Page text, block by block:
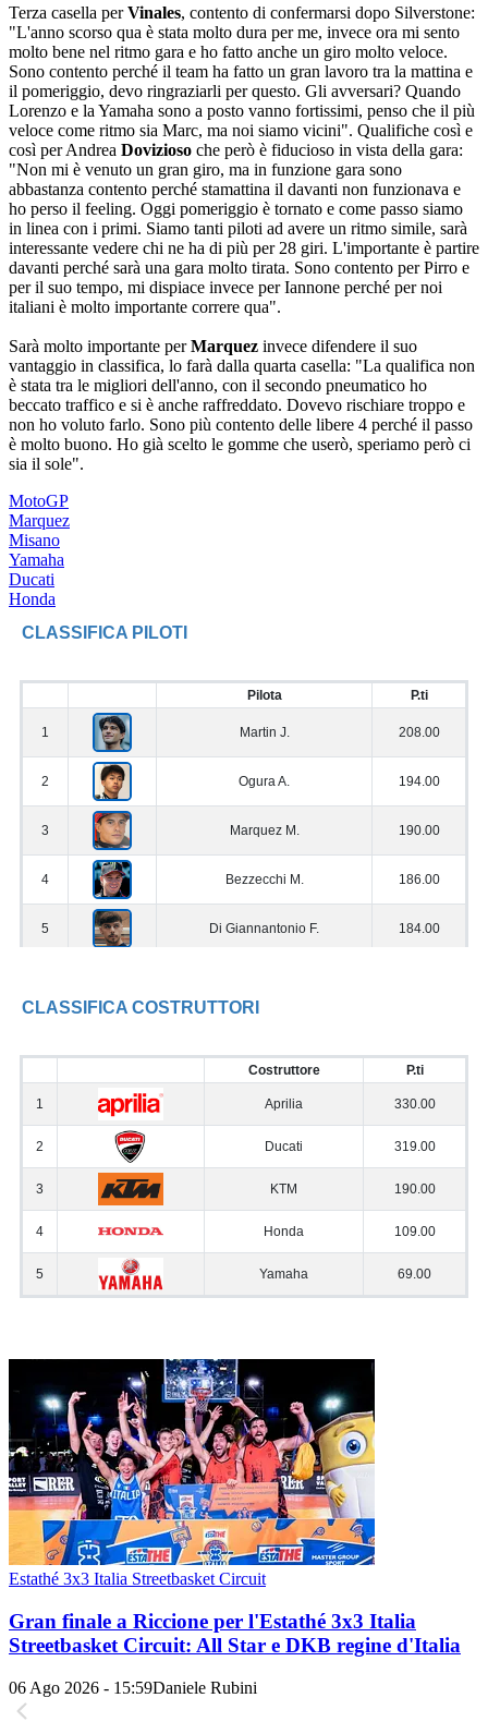
Terza casella perVinales, contento di confermarsi dopo Silverstone:
"L'anno scorso qua è stata molto dura per me, invece ora mi sento
molto bene nel ritmo gara e ho fatto anche un giro molto veloce.
Sono contento perché il team ha fatto un gran lavoro tra la mattina e
il pomeriggio, devo ringraziarli per questo. Gli avversari? Quando
Lorenzo e la Yamaha sono a posto vanno fortissimi, penso che il più
veloce come ritmo sia Marc, ma noi siamo vicini". Qualifiche così e
così per Andrea Dovizioso che però è fiducioso in vista della gara:
"Non mi è venuto un gran giro, ma in funzione gara sono
abbastanza contento perché stamattina il davanti non funzionava e
ho perso il feeling. Oggi pomeriggio è tornato e come passo siamo
in linea con i primi. Siamo tanti piloti ad avere un ritmo simile, sarà
interessante vedere chi ne ha di più per 28 giri. L'importante è partire
davanti perché sarà una gara molto tirata. Sono contento per Pirro e
per il suo tempo, mi dispiace invece per Iannone perché per noi
italiani è molto importante correre qua".
Sarà molto importante perMarquez invece difendere il suo
vantaggio in classifica, lo farà dalla quarta casella: "La qualifica non
è stata tra le migliori dell'anno, con il secondo pneumatico ho
beccato traffico e si è anche raffreddato. Dovevo rischiare troppo e
non ho voluto farlo. Sono più contento delle libere 4 perché il passo
è molto buono. Ho già scelto le gomme che userò, speriamo però ci
sia il sole".
MotoGP
Marquez
Misano
Yamaha
Ducati
Honda
Estathé 3x3 Italia Streetbasket Circuit
Gran finale a Riccione per l'Estathé 3x3 Italia
Streetbasket Circuit: All Star e DKB regine d'Italia
06 Ago 2026 - 15:59Daniele Rubini